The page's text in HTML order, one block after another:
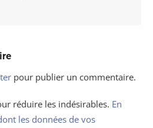
pour publier un commentaire.
réduire les indésirables. En
les données de vos